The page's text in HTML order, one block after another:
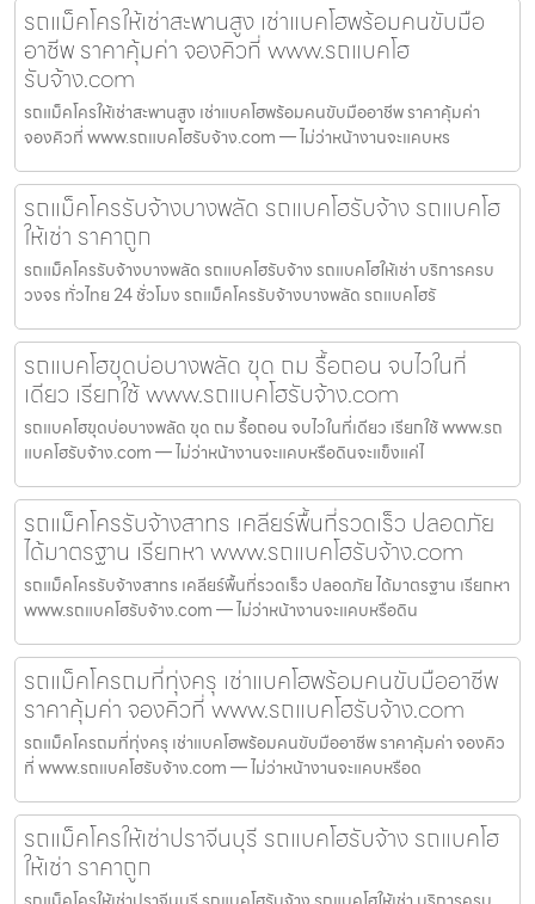
รถแม็คโครให้เช่าสะพานสูง เช่าแบคโฮพร้อมคนขับมือ
อาชีพ ราคาคุ้มค่า จองคิวที่ www.รถแบคโฮ
รับจ้าง.com
รถแม็คโครให้เช่าสะพานสูง เช่าแบคโฮพร้อมคนขับมืออาชีพ ราคาคุ้มค่า
จองคิวที่ www.รถแบคโฮรับจ้าง.com — ไม่ว่าหน้างานจะแคบหร
รถแม็คโครรับจ้างบางพลัด รถแบคโฮรับจ้าง รถแบคโฮ
ให้เช่า ราคาถูก
รถแม็คโครรับจ้างบางพลัด รถแบคโฮรับจ้าง รถแบคโฮให้เช่า บริการครบ
วงจร ทั่วไทย 24 ชั่วโมง รถแม็คโครรับจ้างบางพลัด รถแบคโฮรั
รถแบคโฮขุดบ่อบางพลัด ขุด ถม รื้อถอน จบไวในที่
เดียว เรียกใช้ www.รถแบคโฮรับจ้าง.com
รถแบคโฮขุดบ่อบางพลัด ขุด ถม รื้อถอน จบไวในที่เดียว เรียกใช้ www.รถ
แบคโฮรับจ้าง.com — ไม่ว่าหน้างานจะแคบหรือดินจะแข็งแค่ไ
รถแม็คโครรับจ้างสาทร เคลียร์พื้นที่รวดเร็ว ปลอดภัย
ได้มาตรฐาน เรียกหา www.รถแบคโฮรับจ้าง.com
รถแม็คโครรับจ้างสาทร เคลียร์พื้นที่รวดเร็ว ปลอดภัย ได้มาตรฐาน เรียกหา
www.รถแบคโฮรับจ้าง.com — ไม่ว่าหน้างานจะแคบหรือดิน
รถแม็คโครถมที่ทุ่งครุ เช่าแบคโฮพร้อมคนขับมืออาชีพ
ราคาคุ้มค่า จองคิวที่ www.รถแบคโฮรับจ้าง.com
รถแม็คโครถมที่ทุ่งครุ เช่าแบคโฮพร้อมคนขับมืออาชีพ ราคาคุ้มค่า จองคิว
ที่ www.รถแบคโฮรับจ้าง.com — ไม่ว่าหน้างานจะแคบหรือด
รถแม็คโครให้เช่าปราจีนบุรี รถแบคโฮรับจ้าง รถแบคโฮ
ให้เช่า ราคาถูก